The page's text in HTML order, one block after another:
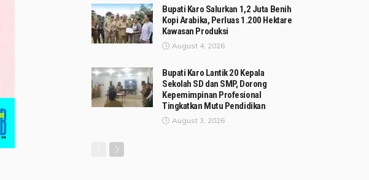
Bupati Karo Salurkan 1,2 Juta Benih
Kopi Arabika, Perluas 1.200 Hektare
Kawasan Produksi
August 4, 2026
Bupati Karo Lantik 20 Kepala
Sekolah SD dan SMP, Dorong
Kepemimpinan Profesional
Tingkatkan Mutu Pendidikan
August 3, 2026